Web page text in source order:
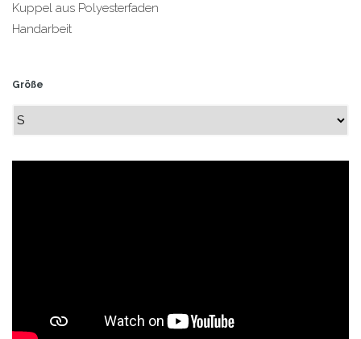
Kuppel aus Polyesterfaden
Handarbeit
Größe